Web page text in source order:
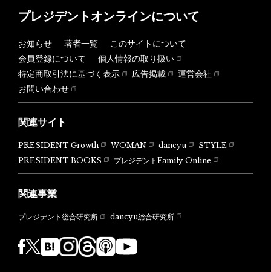
プレジデントオンラインについて
お知らせ 著者一覧
このサイトについて
会員登録について
個人情報の取り扱い
特定商取引法に基づく表示
広告掲載
運営会社
お問い合わせ
関連サイト
PRESIDENT Growth WOMAN dancyu
STYLE
PRESIDENT BOOKS
プレジデントFamily Online
関連事業
プレジデント総合研究所 dancyu総合研究所